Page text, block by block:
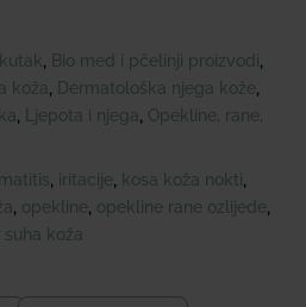
Bio med i pčelinji proizvodi
koža Dermatološka njega kože
Ljepota i njega Opekline, rane,
iritacije kosa koža nokti
opekline opekline rane ozlijede
suha koža